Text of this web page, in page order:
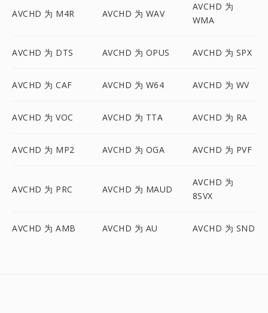
AVCHD 为 M4R AVCHD 为 WAV
AVCHD 为
WMA
AVCHD 为 DTS AVCHD 为 OPUS AVCHD 为 SPX
AVCHD 为 CAF AVCHD 为 W64 AVCHD 为 WV
AVCHD 为 VOC AVCHD 为 TTA AVCHD 为 RA
AVCHD 为 MP2 AVCHD 为 OGA AVCHD 为 PVF
AVCHD 为 PRC AVCHD 为 MAUD
AVCHD 为
8SVX
AVCHD 为 AMB AVCHD 为 AU AVCHD 为 SND